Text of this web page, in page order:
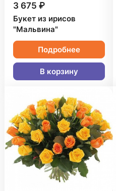
3 675 ₽
Букет из ирисов
"Мальвина"
Подробнее
В корзину